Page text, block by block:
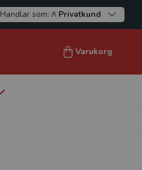
Handlar som: Privatkund
Varukorg